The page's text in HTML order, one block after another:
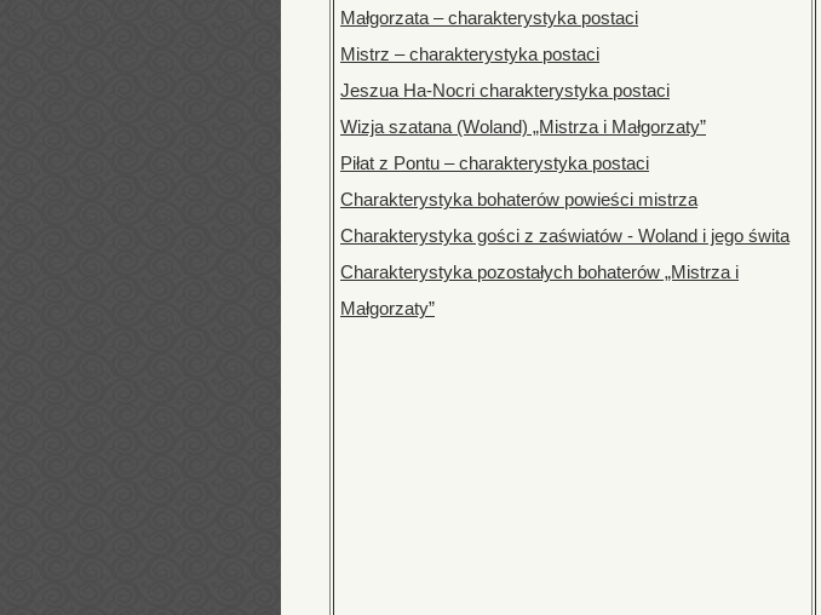
Małgorzata – charakterystyka postaci
Mistrz – charakterystyka postaci
Jeszua Ha-Nocri charakterystyka postaci
Wizja szatana (Woland) „Mistrza i Małgorzaty”
Piłat z Pontu – charakterystyka postaci
Charakterystyka bohaterów powieści mistrza
Charakterystyka gości z zaświatów - Woland i jego świta
Charakterystyka pozostałych bohaterów „Mistrza i
Małgorzaty”